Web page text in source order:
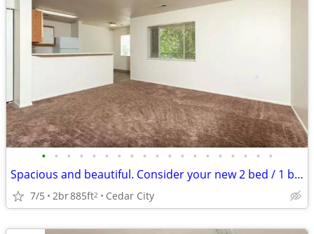
• • • • • • • • • • • • • • • • • • •
Spacious and beautiful. Consider your new 2 bed / 1 bath found!
7/5 2br885ft2 Cedar City